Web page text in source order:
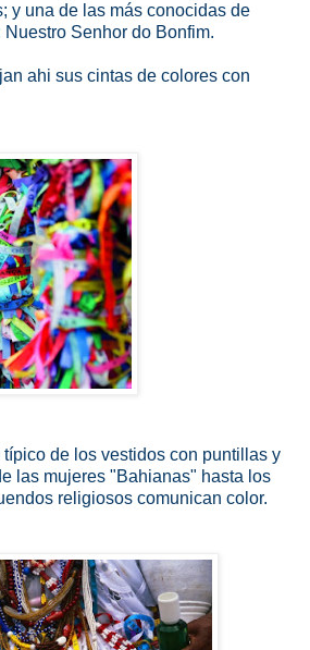
y una de las más conocidas de
Nuestro Senhor do Bonfim.
ahi sus cintas de colores con
de los vestidos con puntillas y
las mujeres "Bahianas" hasta los
religiosos comunican color.